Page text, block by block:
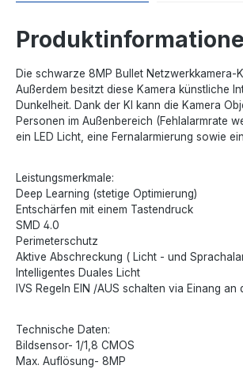
Die schwarze 8MP Bullet Netzwerkkamera-
Außerdem besitzt diese Kamera künstliche
Dunkelheit. Dank der KI kann die Kamera
Personen im Außenbereich (Fehlalarmrate
ein LED Licht, eine Fernalarmierung sowie
Leistungsmerkmale:
Deep Learning (stetige Optimierung)
Entschärfen mit einem Tastendruck
SMD 4.0
Perimeterschutz
Aktive Abschreckung ( Licht - und
Intelligentes Duales Licht
IVS Regeln EIN /AUS schalten via Einang an
Technische Daten:
Bildsensor- 1/1,8 CMOS
Max. Auflösung- 8MP